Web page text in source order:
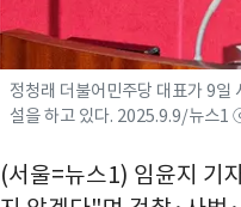
정청래 더불어민주당 대표가 9
설을 하고 있다. 2025.9.9/뉴스
(서울=뉴스1) 임윤지 기